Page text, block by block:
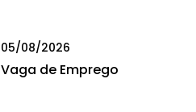
05/08/2026
Vaga de Emprego